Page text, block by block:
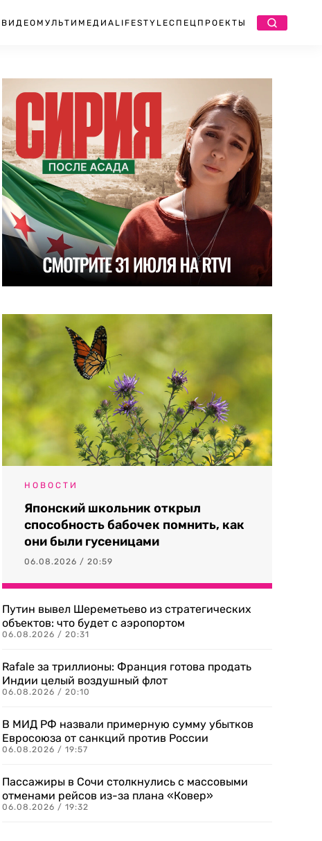
ВИДЕО МУЛЬТИМЕДИА LIFESTYLEСПЕЦПРОЕКТЫ
НОВОСТИ
Японский школьник открыл
способность бабочек помнить, как
они были гусеницами
06.08.2026 / 20:59
Путин вывел Шереметьево из стратегических
объектов: что будет с аэропортом
06.08.2026 / 20:31
Rafale за триллионы: Франция готова продать
Индии целый воздушный флот
06.08.2026 / 20:10
В МИД РФ назвали примерную сумму убытков
Евросоюза от санкций против России
06.08.2026 / 19:57
Пассажиры в Сочи столкнулись с массовыми
отменами рейсов из-за плана «Ковер»
06.08.2026 / 19:32